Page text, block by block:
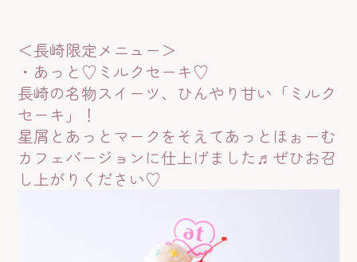
＜長崎限定メニュー＞
・あっと♡ミルクセーキ♡
長崎の名物スイーツ、ひんやり甘い「ミルク
セーキ」！
星屑とあっとマークをそえてあっとほぉーむ
カフェバージョンに仕上げました♬ぜひお召
し上がりください♡